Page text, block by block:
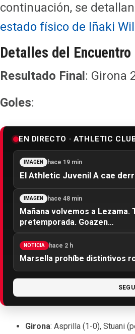
continuación, se
estado físico de Iñaki
Detalles del Encuentro
Resultado Final : Girona
Goles:
EN DIRECTO · ATHLETIC
IMAGEN hace 19 min
El Athletic Juvenil A cae
IMAGEN hace 48 min
Mañana volvemos a
pretemporada. Goazen…
NOTICIA hace 2 h
Marsella prohíbe distintivos
Girona: Asprilla (1-0), Stuani